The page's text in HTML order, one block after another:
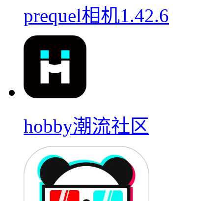
prequel相机1.42.6
hobby潮流社区